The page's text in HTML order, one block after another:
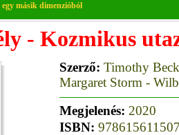
másik dimenzióból
- Kozmikus
Szerző: Timothy
Margaret Storm -
Megjelenés: 2020
ISBN: